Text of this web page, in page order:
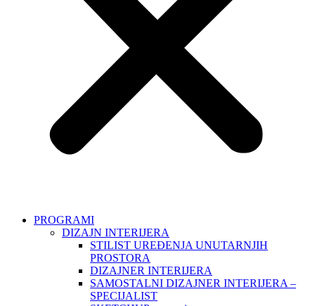
PROGRAMI
DIZAJN INTERIJERA
STILIST UREĐENJA UNUTARNJIH
PROSTORA
DIZAJNER INTERIJERA
SAMOSTALNI DIZAJNER INTERIJERA –
SPECIJALIST